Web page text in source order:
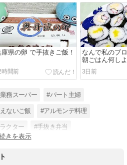
庫県の卵 で手抜きご飯！
時間前
なんで私のブ
朝ごはん何し
3日前
務スーパー #パート主婦
ないご飯 #アルモンデ料理
クター #手抜き弁当
きを表示